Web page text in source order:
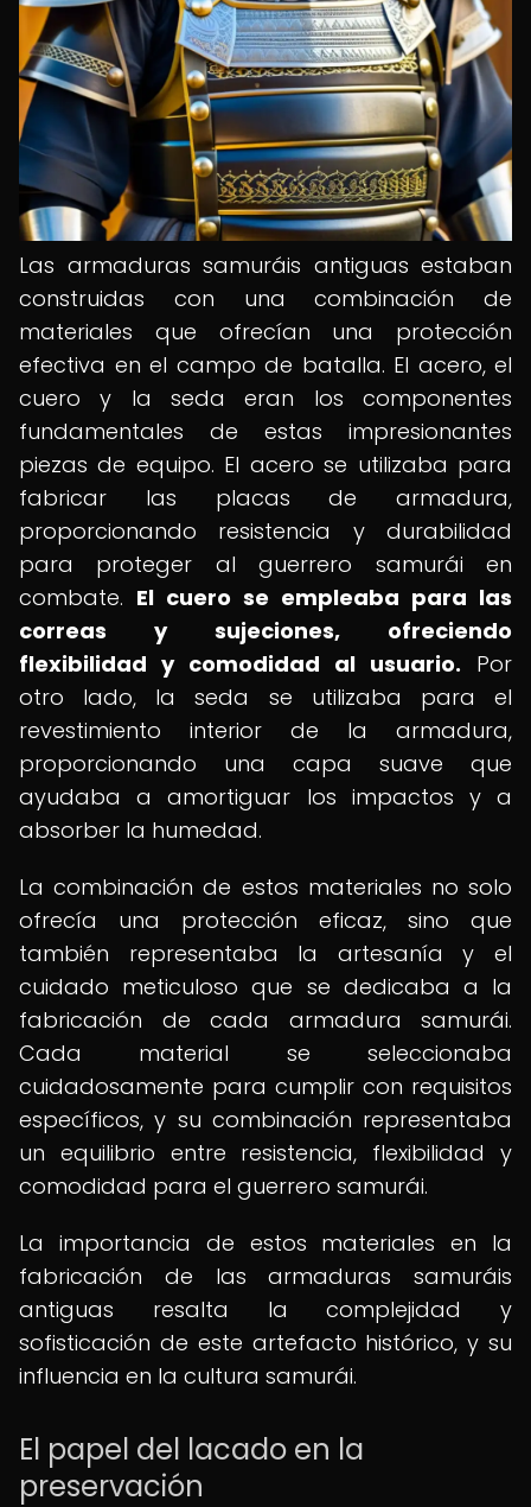
Las armaduras samuráis antiguas estaban
construidas con una combinación de
materiales que ofrecían una protección
efectiva en el campo de batalla. El acero, el
cuero y la seda eran los componentes
fundamentales de estas impresionantes
piezas de equipo. El acero se utilizaba para
fabricar las placas de armadura,
proporcionando resistencia y durabilidad
para proteger al guerrero samurái en
combate. El cuero se empleaba para las
correas y sujeciones, ofreciendo
flexibilidad y comodidad al usuario. Por
otro lado, la seda se utilizaba para el
revestimiento interior de la armadura,
proporcionando una capa suave que
ayudaba a amortiguar los impactos y a
absorber la humedad.
La combinación de estos materiales no solo
ofrecía una protección eficaz, sino que
también representaba la artesanía y el
cuidado meticuloso que se dedicaba a la
fabricación de cada armadura samurái.
Cada material se seleccionaba
cuidadosamente para cumplir con requisitos
específicos, y su combinación representaba
un equilibrio entre resistencia, flexibilidad y
comodidad para el guerrero samurái.
La importancia de estos materiales en la
fabricación de las armaduras samuráis
antiguas resalta la complejidad y
sofisticación de este artefacto histórico, y su
influencia en la cultura samurái.
El papel del lacado en la
preservación